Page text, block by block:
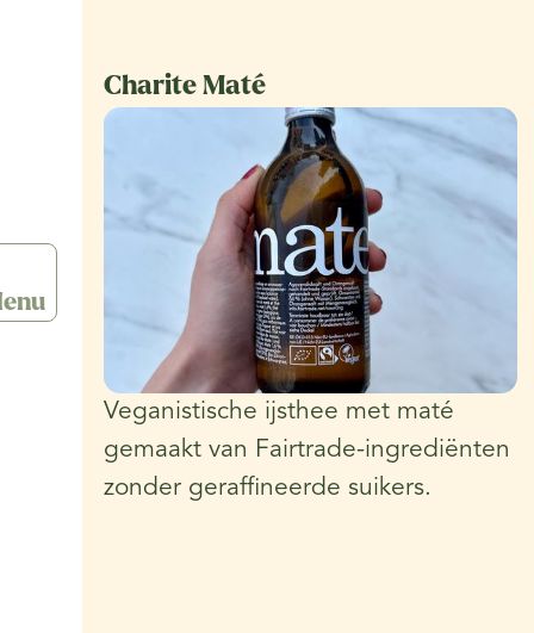
Charite Maté
Veganistische ijsthee met maté
gemaakt van Fairtrade-ingrediënten
zonder geraffineerde suikers.